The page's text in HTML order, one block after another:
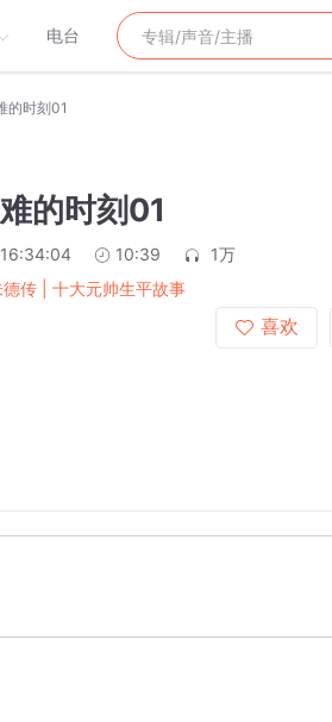
电台
的时刻01
的时刻01
10:39
1万
德传 | 十大元帅生平故事
喜欢